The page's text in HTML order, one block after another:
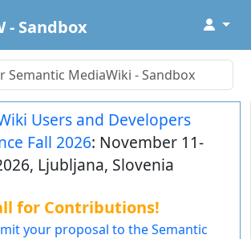
- Sandbox ↓
Users and Developers
Fall 2026: November 11-
Ljubljana, Slovenia
for Contributions!
your proposal to the Semantic